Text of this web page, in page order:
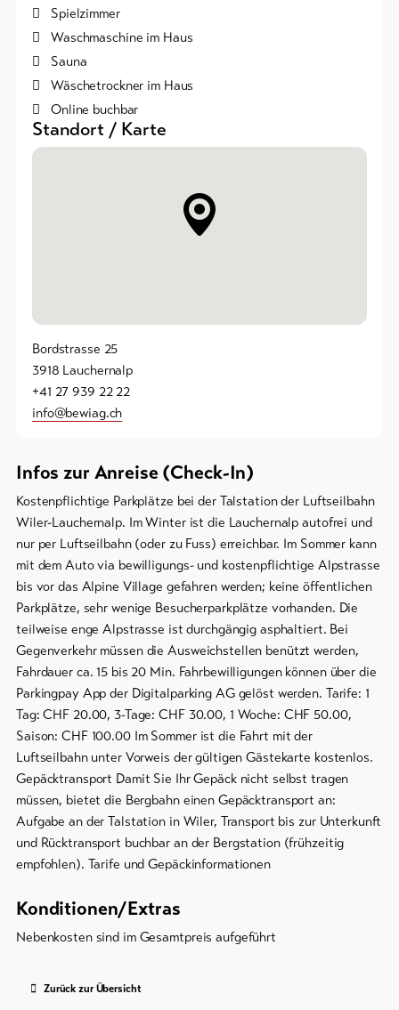
Spielzimmer
Waschmaschine im Haus
Sauna
Wäschetrockner im Haus
Online buchbar
Standort / Karte
Bordstrasse 25
3918 Lauchernalp
+41 27 939 22 22
info@bewiag.ch
Infos zur Anreise (Check-In)
Kostenpflichtige Parkplätze bei der Talstation der Luftseilbahn
Wiler-Lauchernalp. Im Winter ist die Lauchernalp autofrei und
nur per Luftseilbahn (oder zu Fuss) erreichbar. Im Sommer kann
mit dem Auto via bewilligungs- und kostenpflichtige Alpstrasse
bis vor das Alpine Village gefahren werden; keine öffentlichen
Parkplätze, sehr wenige Besucherparkplätze vorhanden. Die
teilweise enge Alpstrasse ist durchgängig asphaltiert. Bei
Gegenverkehr müssen die Ausweichstellen benützt werden,
Fahrdauer ca. 15 bis 20 Min. Fahrbewilligungen können über die
Parkingpay App der Digitalparking AG gelöst werden. Tarife: 1
Tag: CHF 20.00, 3-Tage: CHF 30.00, 1 Woche: CHF 50.00,
Saison: CHF 100.00 Im Sommer ist die Fahrt mit der
Luftseilbahn unter Vorweis der gültigen Gästekarte kostenlos.
Gepäcktransport Damit Sie Ihr Gepäck nicht selbst tragen
müssen, bietet die Bergbahn einen Gepäcktransport an:
Aufgabe an der Talstation in Wiler, Transport bis zur Unterkunft
und Rücktransport buchbar an der Bergstation (frühzeitig
empfohlen). Tarife und Gepäckinformationen
Konditionen/Extras
Nebenkosten sind im Gesamtpreis aufgeführt
Zurück zur Übersicht